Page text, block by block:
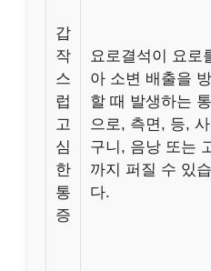
갑
작
스
럽
고
심
한
통
증
요로결석이 요로
아 소변 배출을
할 때 발생하는
으로, 측면, 등,
구니, 음낭 또는
까지 퍼질 수 있
다.